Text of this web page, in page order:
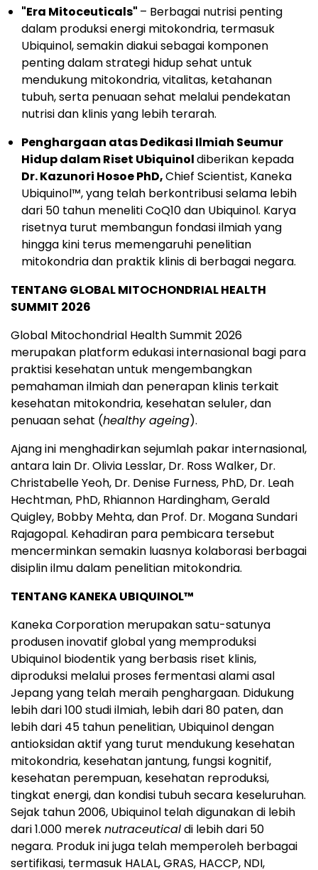
"Era Mitoceuticals" – Berbagai nutrisi penting
dalam produksi energi mitokondria, termasuk
Ubiquinol, semakin diakui sebagai komponen
penting dalam strategi hidup sehat untuk
mendukung mitokondria, vitalitas, ketahanan
tubuh, serta penuaan sehat melalui pendekatan
nutrisi dan klinis yang lebih terarah.
Penghargaan atas Dedikasi Ilmiah Seumur
Hidup dalam Riset Ubiquinoldiberikan kepada
Dr. Kazunori Hosoe PhD,Chief Scientist, Kaneka
Ubiquinol™, yang telah berkontribusi selama lebih
dari 50 tahun meneliti CoQ10 dan Ubiquinol. Karya
risetnya turut membangun fondasi ilmiah yang
hingga kini terus memengaruhi penelitian
mitokondria dan praktik klinis di berbagai negara.
TENTANG GLOBAL MITOCHONDRIAL HEALTH
SUMMIT 2026
Global Mitochondrial Health Summit 2026
merupakan platform edukasi internasional bagi para
praktisi kesehatan untuk mengembangkan
pemahaman ilmiah dan penerapan klinis terkait
kesehatan mitokondria, kesehatan seluler, dan
penuaan sehat (healthy ageing).
Ajang ini menghadirkan sejumlah pakar internasional,
antara lain Dr. Olivia Lesslar, Dr. Ross Walker, Dr.
Christabelle Yeoh, Dr. Denise Furness, PhD, Dr. Leah
Hechtman, PhD, Rhiannon Hardingham, Gerald
Quigley, Bobby Mehta, dan Prof. Dr. Mogana Sundari
Rajagopal. Kehadiran para pembicara tersebut
mencerminkan semakin luasnya kolaborasi berbagai
disiplin ilmu dalam penelitian mitokondria.
TENTANG KANEKA UBIQUINOL™
Kaneka Corporation merupakan satu-satunya
produsen inovatif global yang memproduksi
Ubiquinol biodentik yang berbasis riset klinis,
diproduksi melalui proses fermentasi alami asal
Jepang yang telah meraih penghargaan. Didukung
lebih dari 100 studi ilmiah, lebih dari 80 paten, dan
lebih dari 45 tahun penelitian, Ubiquinol dengan
antioksidan aktif yang turut mendukung kesehatan
mitokondria, kesehatan jantung, fungsi kognitif,
kesehatan perempuan, kesehatan reproduksi,
tingkat energi, dan kondisi tubuh secara keseluruhan.
Sejak tahun 2006, Ubiquinol telah digunakan di lebih
dari 1.000 mereknutraceuticaldi lebih dari 50
negara. Produk ini juga telah memperoleh berbagai
sertifikasi, termasuk HALAL, GRAS, HACCP, NDI,